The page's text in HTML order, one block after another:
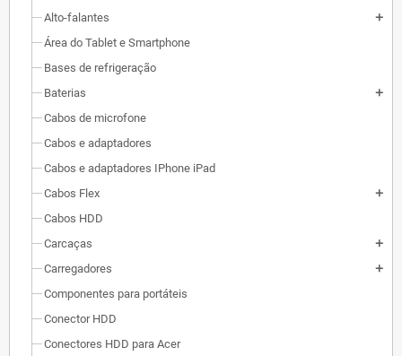
Alto-falantes
add
Área do Tablet e Smartphone
Bases de refrigeração
Baterias
add
Cabos de microfone
Cabos e adaptadores
Cabos e adaptadores IPhone iPad
Cabos Flex
add
Cabos HDD
Carcaças
add
Carregadores add
Componentes para portáteis
Conector HDD
Conectores HDD para Acer